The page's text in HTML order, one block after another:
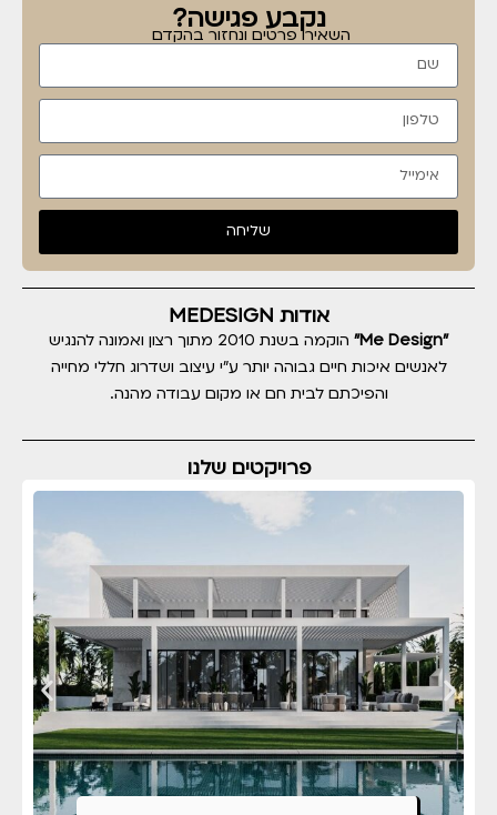
נקבע פגישה?
השאירו פרטים ונחזור בהקדם
שליחה
אודות MEDESIGN
"Me Design"
הוקמה בשנת 2010 מתוך רצון ואמונה להנגיש
לאנשים איכות חיים גבוהה יותר ע"י עיצוב ושדרוג חללי מחייה
והפיכתם לבית חם או מקום עבודה מהנה.
פרויקטים שלנו